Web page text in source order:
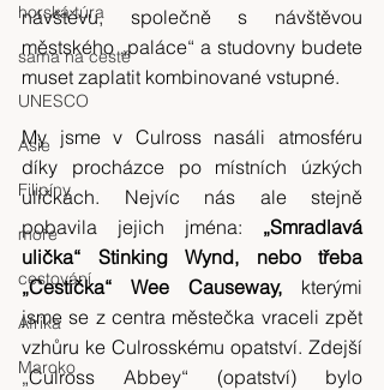
horská túra
sama na cestě
UNESCO
Asie
Filipíny
moře
cestování
Afrika
Maroko
návštěvu, společně s návštěvou
městského „paláce“ a studovny budete
muset zaplatit kombinované vstupné.
My jsme v Culross nasáli atmosféru
díky procházce po místních úzkých
uličkách. Nejvíc nás ale stejně
pobavila jejich jména: „Smradlavá
ulička“ Stinking Wynd, nebo třeba
„Cestička“ Wee Causeway, kterými
jsme se z centra městečka vraceli zpět
vzhůru ke Culrosskému opatství. Zdejší
„Culross Abbey“ (opatství) bylo